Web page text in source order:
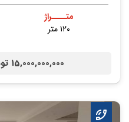
متــــراژ
۱۲۰ متر
15,000,000,000 تومان /